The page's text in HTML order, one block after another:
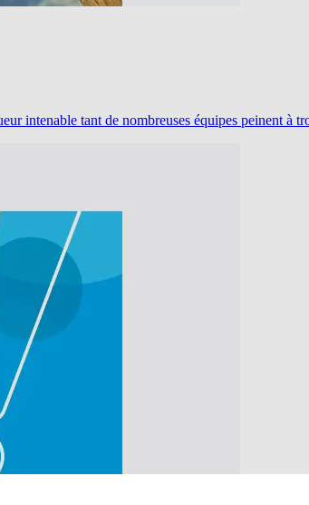
intenable tant de nombreuses équipes peinent